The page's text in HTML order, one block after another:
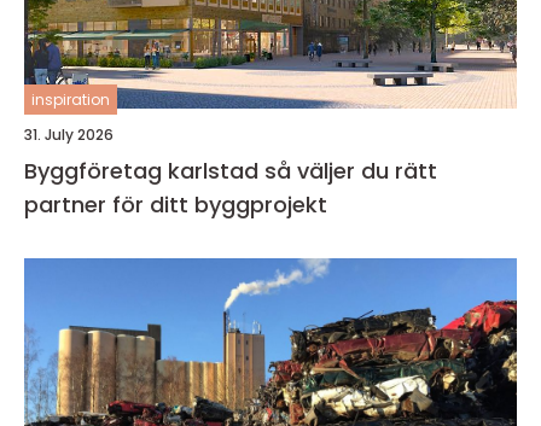
inspiration
31. July 2026
Byggföretag karlstad så väljer du rätt
partner för ditt byggprojekt